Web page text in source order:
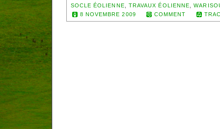
SOCLE ÉOLIENNE
TRAVAUX ÉOLIENNE ,
8 NOVEMBRE 2009
COMMENT